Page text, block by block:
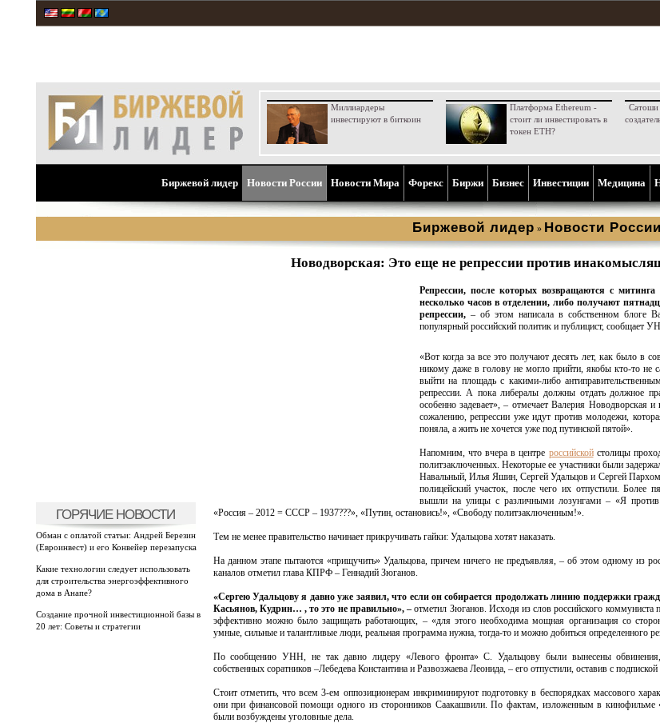
Миллиардеры
инвестируют в биткоин
Платформа Ethereum -
стоит ли инвестировать в
токен ETH?
Сатоши
Биржевой лидер Новости России Новости Мира Форекс Биржи Бизнес Инвестиции Медицина
Биржевой лидер » Новости России
ГОРЯЧИЕ НОВОСТИ
Обман с оплатой статьи: Андрей Березин
(Евроинвест) и его Конвейер перезапуска
Какие технологии следует использовать
для строительства энергоэффективного
дома в Анапе?
Создание прочной инвестиционной базы в
20 лет: Советы и стратегии
Новодворская: Это еще не репрессии против
Репрессии, после которых возвращаются с
несколько часов в отделении, либо получают
репрессии,– об этом написала в собственном блоге
популярный российский политик и публицист, сообщает
«Вот когда за все это получают десять лет, как было в
никому даже в голову не могло прийти, якобы кто-то не
выйти на площадь с какими-либо
репрессии. А пока либералы должны отдать должное
особенно задевает», – отмечает Валерия Новодворская
сожалению, репрессии уже идут против молодежи,
поняла, а жить не хочется уже под путинской пятой».
Напомним, что вчера в центре российскойстолицы
политзаключенных. Некоторые ее участники были
Навальный, Илья Яшин, Сергей Удальцов и Сергей
полицейский участок, после чего их отпустили. Более
вышли на улицы с различными лозунгами – «Я
«Россия – 2012 = СССР – 1937???», «Путин, остановись!», «Свободу политзаключенным!».
Тем не менее правительство начинает прикручивать гайки: Удальцова хотят наказать.
На данном этапе пытаются «прищучить» Удальцова, причем ничего не предъявляя, – об этом одному из
каналов отметил глава КПРФ – Геннадий Зюганов.
«Сергею Удальцову я давно уже заявил, что если он собирается продолжать линию поддержки
Касьянов, Кудрин… , то это не правильно», – отметил Зюганов. Исходя из слов российского коммуниста
эффективно можно было защищать работающих, – «для этого необходима мощная организация со
умные, сильные и талантливые люди, реальная программа нужна, тогда-то и можно добиться определенного
По сообщению УНН, не так давно лидеру «Левого фронта» С. Удальцову были вынесены
собственных соратников –Лебедева Константина и Развозжаева Леонида, – его отпустили, оставив с
Стоит отметить, что всем 3-ем оппозиционерам инкриминируют подготовку в беспорядках массового
они при финансовой помощи одного из сторонников Саакашвили. По фактам, изложенным в кинофильме
были возбуждены уголовные дела.